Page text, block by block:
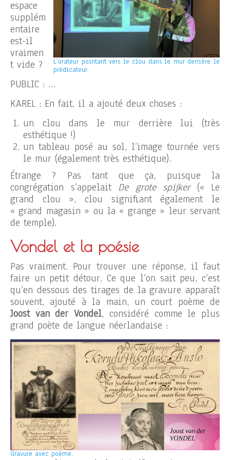
L’orateur pointant vers le clou dans le mur derrière le
prédicateur.
espace
supplém
entaire
est-il
vraimen
t vide ?
PUBLIC : …
KAREL : En fait, il a ajouté deux choses :
un clou dans le mur derrière lui (très
esthétique !)
un tableau posé au sol, l’image tournée vers
le mur (également très esthétique).
Étrange ? Pas tant que ça, puisque la
congrégation s’appelait De grote spijker(« Le
grand clou », clou signifiant également le
« grand magasin » ou la « grange » leur servant
de temple).
Vondel et la poésie
Pas vraiment. Pour trouver une réponse, il faut
faire un petit détour. Ce que l’on sait peu, c’est
qu’en dessous des tirages de la gravure apparaît
souvent, ajouté à la main, un court poème de
Joost van der Vondel, considéré comme le plus
grand poète de langue néerlandaise :
Gravure avec poème.